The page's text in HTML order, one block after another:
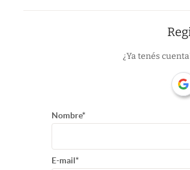
¿Ya tenés
Nombre*
E-mail*